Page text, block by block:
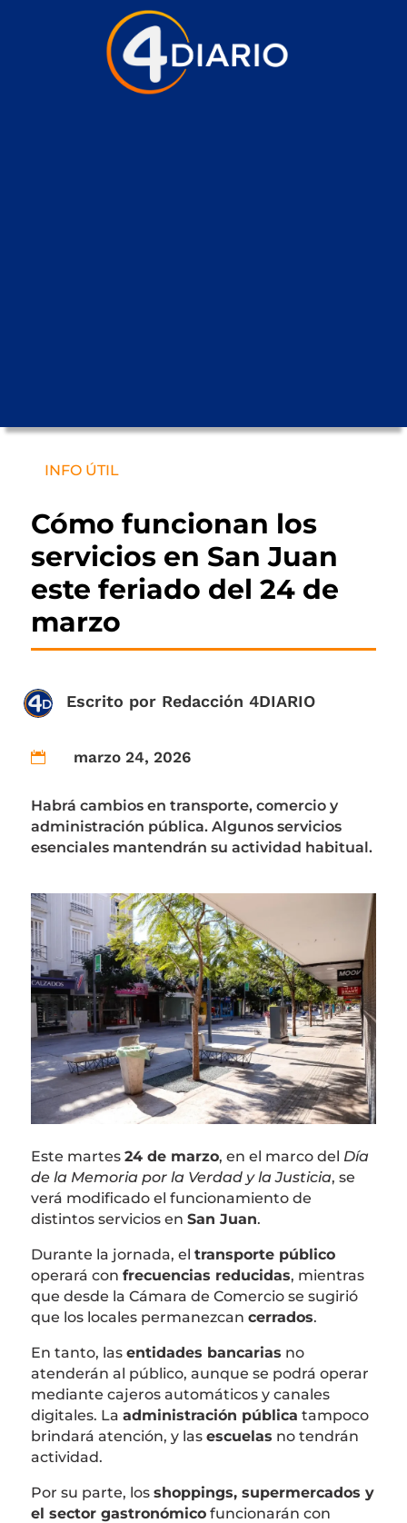
INFO ÚTIL
Cómo funcionan los
servicios en San Juan
este feriado del 24 de
marzo
Escrito por Redacción 4DIARIO
 marzo 24, 2026
Habrá cambios en transporte, comercio y
administración pública. Algunos servicios
esenciales mantendrán su actividad habitual.
Este martes 24 de marzo, en el marco del Día
de la Memoria por la Verdad y la Justicia, se
verá modificado el funcionamiento de
distintos servicios en San Juan.
Durante la jornada, el transporte público
operará con frecuencias reducidas, mientras
que desde la Cámara de Comercio se sugirió
que los locales permanezcan cerrados.
En tanto, las entidades bancarias no
atenderán al público, aunque se podrá operar
mediante cajeros automáticos y canales
digitales. La administración pública tampoco
brindará atención, y las escuelas no tendrán
actividad.
Por su parte, los shoppings, supermercados y
el sector gastronómicofuncionarán con